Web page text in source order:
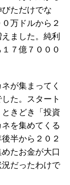
ただけでな
万ドルから２
ました。純利
７億７０００
が集まってく
た。スタート
きどき「投資
を集めてくる
半から２０２
たお金が大口
だったわけで